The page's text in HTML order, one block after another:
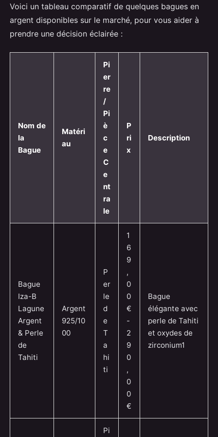
Voici un tableau comparatif de quelques bagues en
argent disponibles sur le marché, pour vous aider à
prendre une décision éclairée :
Nom de
la
Bague
Matéri
au
Pi
er
re
/
Pi
è
c
e
C
e
nt
ra
le
P
ri
x
Description
Bague
Iza-B
Lagune
Argent
& Perle
de
Tahiti
Argent
925/10
00
P
er
le
d
e
T
a
hi
ti
1
6
9
,
0
0
€
-
2
9
0
,
0
0
€
Bague
élégante avec
perle de Tahiti
et oxydes de
zirconium1
Pi